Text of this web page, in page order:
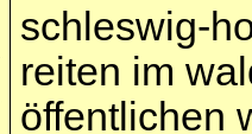
schleswig-
reiten im
öffentlichen